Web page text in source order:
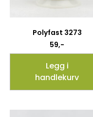
Polyfast 3273
59,-
Legg i
handlekurv